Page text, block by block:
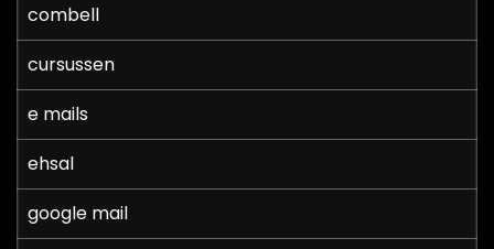
combell
cursussen
e mails
ehsal
google mail